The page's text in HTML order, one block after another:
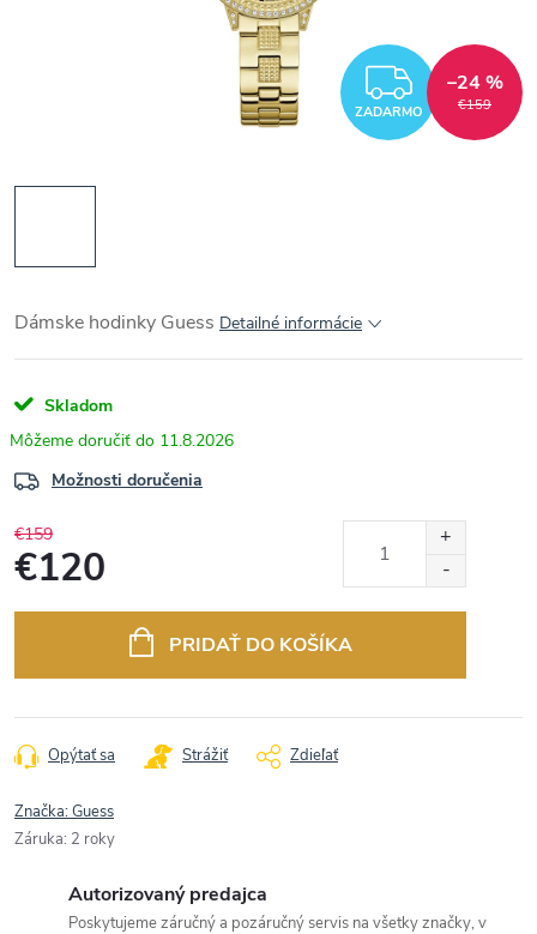
ZADARMO €159
–24 %
Dámske hodinky Guess Detailné informácie
Skladom
11.8.2026
Možnosti doručenia
€159
€120
PRIDAŤ DO KOŠÍKA
Opýtať sa Strážiť Zdieľať
Značka:Guess
Záruka: 2 roky
Autorizovaný predajca
Poskytujeme záručný a pozáručný servis na všetky značky, v